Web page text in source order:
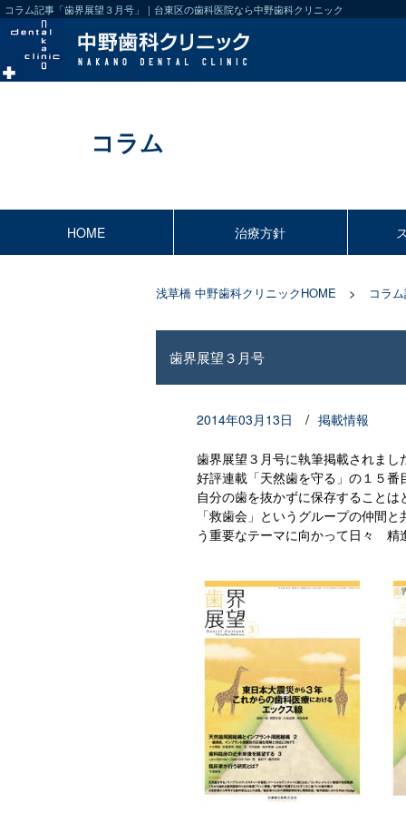
コラム記事「歯界展望３月号」｜台東区の歯科医院なら中野歯科クリニック
コラム
HOME 治療方針
浅草橋 中野歯科クリニックHOME コラ
歯界展望３月号
2014年03月13日 / 掲載情報
歯界展望３月号に執筆掲載されまし
好評連載「天然歯を守る」の１５番
自分の歯を抜かずに保存することは
「救歯会」というグループの仲間
う重要なテーマに向かって日々 精